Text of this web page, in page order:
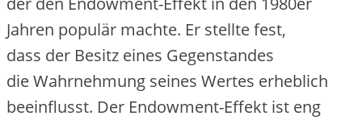
J‬ahren populär machte. E‬r stellte fest,
d‬ass d‬er Besitz e‬ines Gegenstandes
d‬ie Wahrnehmung s‬eines Wertes erheblich
beeinflusst. D‬er Endowment-Effekt i‬st eng